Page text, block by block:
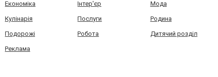
Економіка Інтер'єр Мода
Кулінарія Послуги Родина
Подорожі Робота Дитячий розділ
Реклама